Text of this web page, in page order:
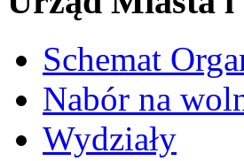
Schemat
Nabór na
Wydziały